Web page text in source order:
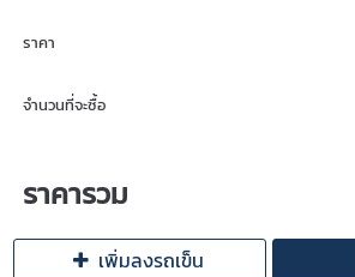
ราคา
จำนวนที่จะซื้อ
ราคารวม
เพิ่มลงรถเข็น